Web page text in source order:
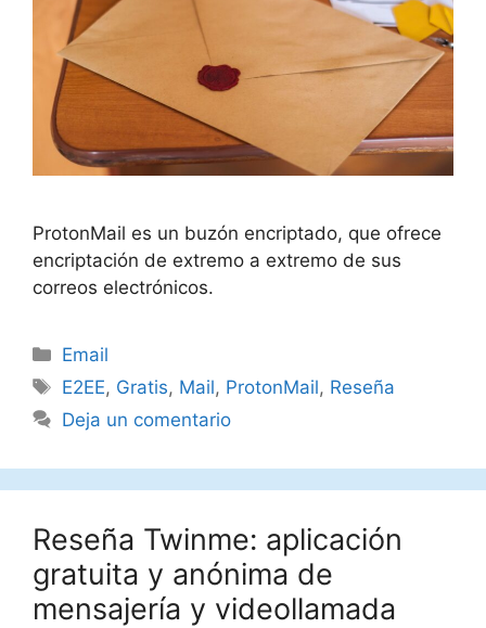
ProtonMail es un buzón encriptado, que ofrece
encriptación de extremo a extremo de sus
correos electrónicos.
Categorías
Email
Etiquetas
E2EE, Gratis, Mail, ProtonMail, Reseña
Deja un comentario
Reseña Twinme: aplicación
gratuita y anónima de
mensajería y videollamada